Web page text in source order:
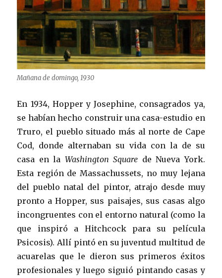
Mañana de domingo, 1930
En 1934, Hopper y Josephine, consagrados ya,
se habían hecho construir una casa-estudio en
Truro, el pueblo situado más al norte de Cape
Cod, donde alternaban su vida con la de su
casa en la Washington Square de Nueva York.
Esta región de Massachussets, no muy lejana
del pueblo natal del pintor, atrajo desde muy
pronto a Hopper, sus paisajes, sus casas algo
incongruentes con el entorno natural (como la
que inspiró a Hitchcock para su película
Psicosis). Allí pintó en su juventud multitud de
acuarelas que le dieron sus primeros éxitos
profesionales y luego siguió pintando casas y